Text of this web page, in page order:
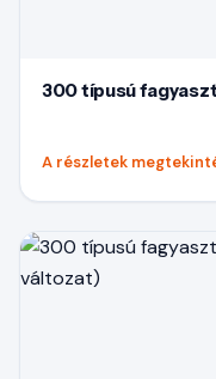
300 típusú
A részletek